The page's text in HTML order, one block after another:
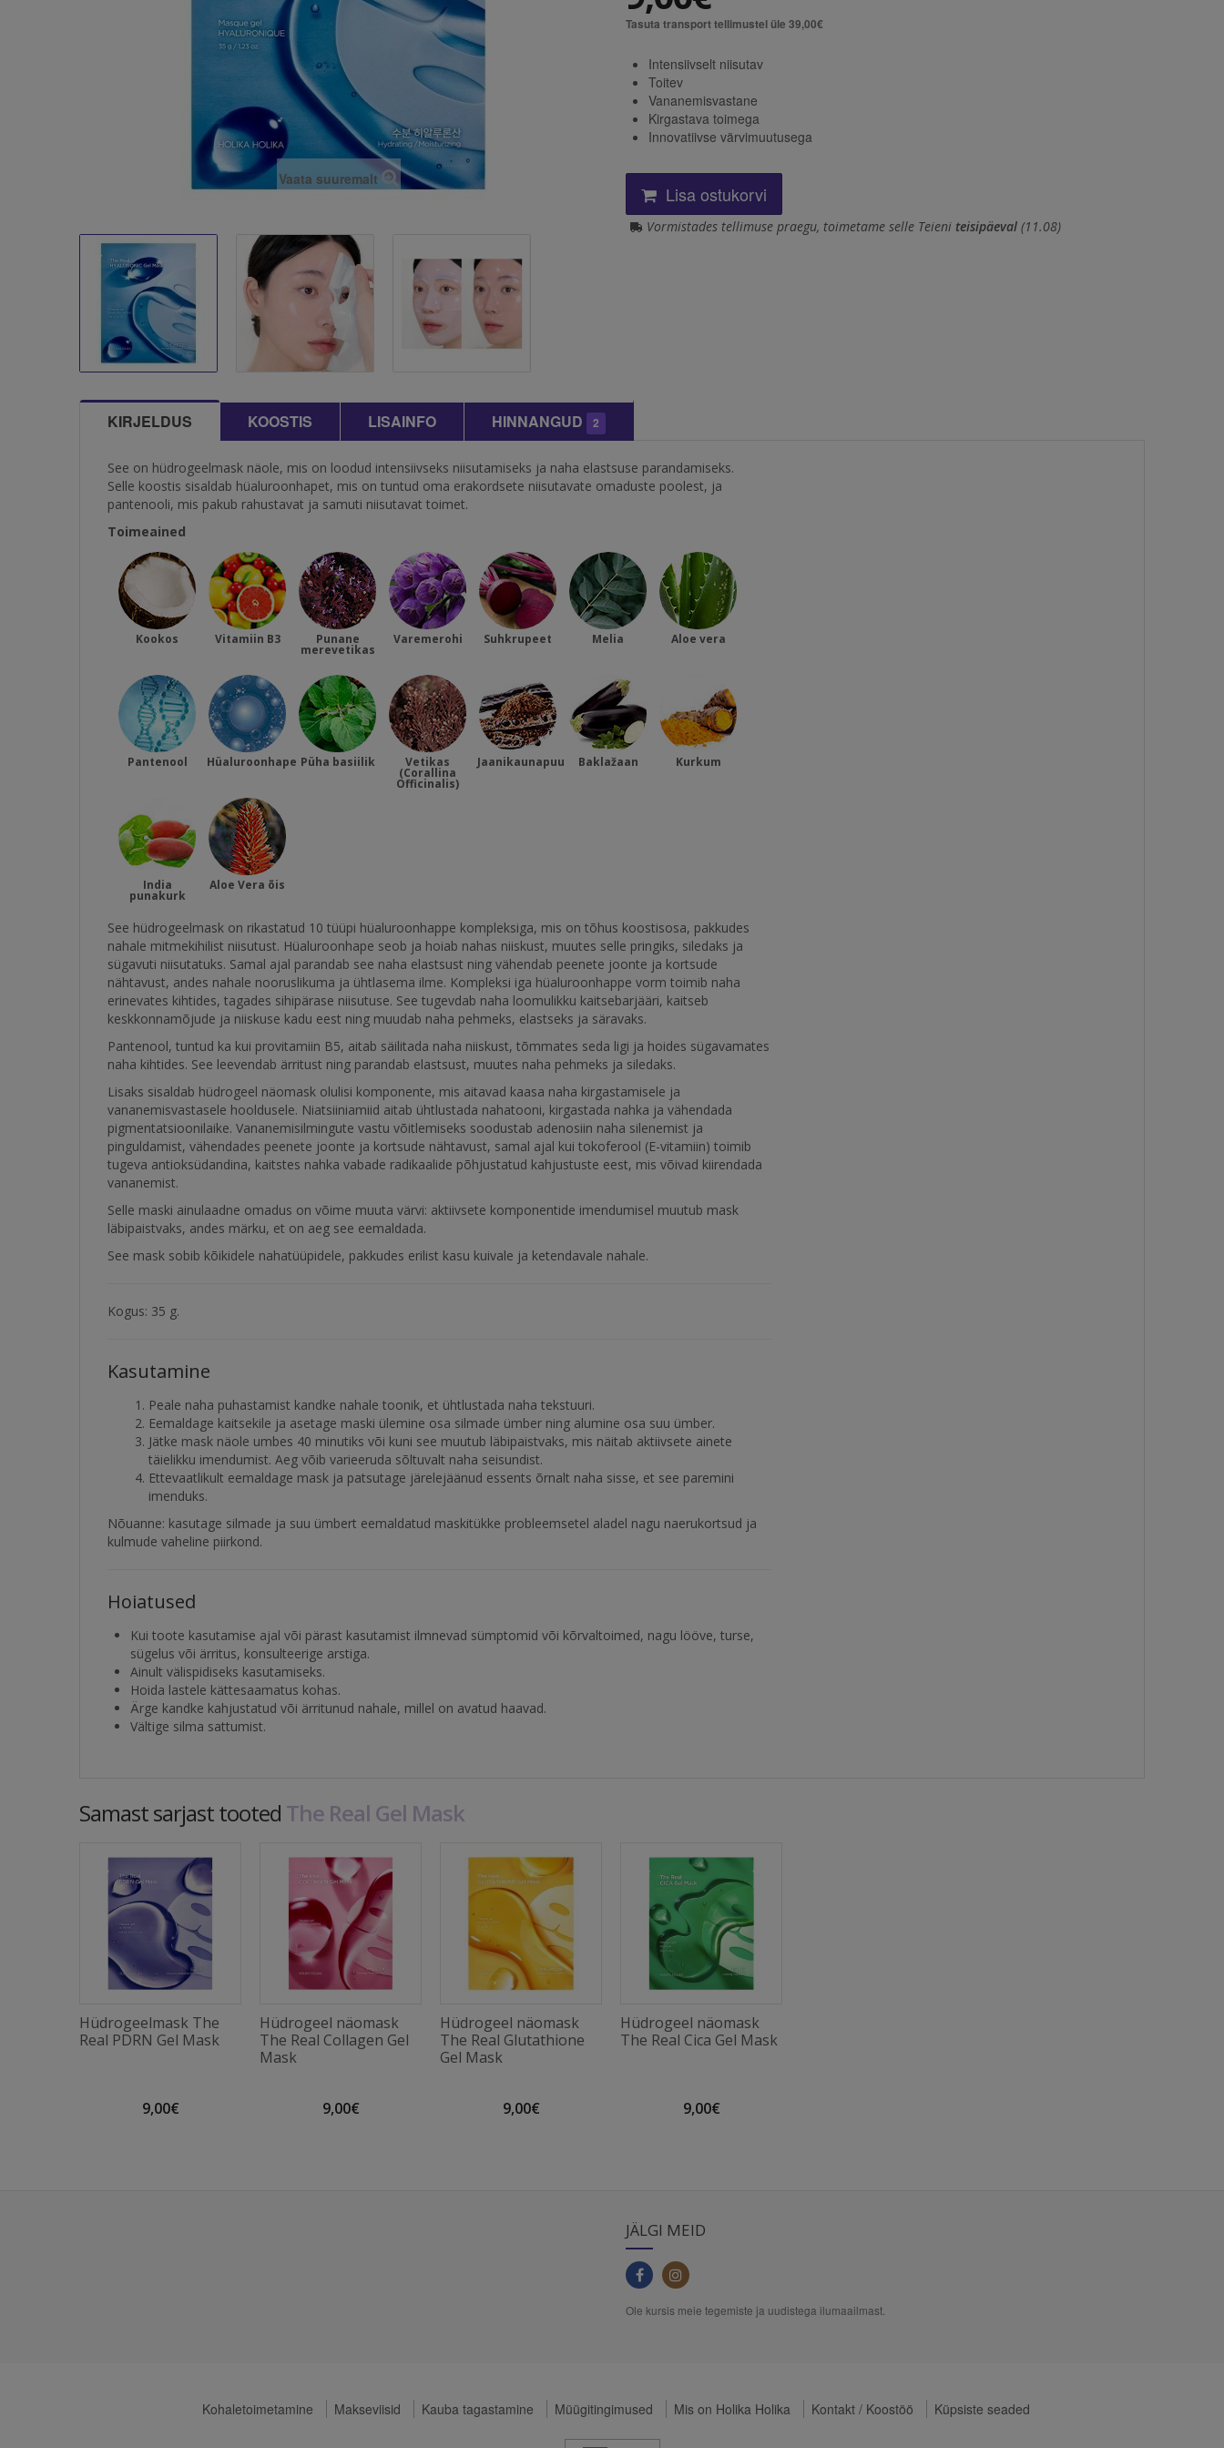
Vaata suuremalt
Tasuta transport tellimustel üle 39,00€
Intensiivselt niisutav
Toitev
Vananemisvastane
Kirgastava toimega
Innovatiivse värvimuutusega
Lisa ostukorvi
Vormistades tellimuse praegu, toimetame selle Teieni teisipäeval (11.08)
KIRJELDUS KOOSTIS LISAINFO HINNANGUD 2
See on hüdrogeelmask näole, mis on loodud intensiivseks niisutamiseks ja naha elastsuse parandamiseks.
Selle koostis sisaldab hüaluroonhapet, mis on tuntud oma erakordsete niisutavate omaduste poolest, ja
pantenooli, mis pakub rahustavat ja samuti niisutavat toimet.
Toimeained
Kookos Vitamiin B3 Punane
merevetikas
Varemerohi Suhkrupeet Melia Aloe vera
Pantenool Hüaluroonhape Püha basiilik Vetikas
(Corallina
Officinalis)
Jaanikaunapuu Baklažaan Kurkum
India
punakurk
Aloe Vera õis
See hüdrogeelmask on rikastatud 10 tüüpi hüaluroonhappe kompleksiga, mis on tõhus koostisosa, pakkudes
nahale mitmekihilist niisutust. Hüaluroonhape seob ja hoiab nahas niiskust, muutes selle pringiks, siledaks ja
sügavuti niisutatuks. Samal ajal parandab see naha elastsust ning vähendab peenete joonte ja kortsude
nähtavust, andes nahale nooruslikuma ja ühtlasema ilme. Kompleksi iga hüaluroonhappe vorm toimib naha
erinevates kihtides, tagades sihipärase niisutuse. See tugevdab naha loomulikku kaitsebarjääri, kaitseb
keskkonnamõjude ja niiskuse kadu eest ning muudab naha pehmeks, elastseks ja säravaks.
Pantenool, tuntud ka kui provitamiin B5, aitab säilitada naha niiskust, tõmmates seda ligi ja hoides sügavamates
naha kihtides. See leevendab ärritust ning parandab elastsust, muutes naha pehmeks ja siledaks.
Lisaks sisaldab hüdrogeel näomask olulisi komponente, mis aitavad kaasa naha kirgastamisele ja
vananemisvastasele hooldusele. Niatsiiniamiid aitab ühtlustada nahatooni, kirgastada nahka ja vähendada
pigmentatsioonilaike. Vananemisilmingute vastu võitlemiseks soodustab adenosiin naha silenemist ja
pinguldamist, vähendades peenete joonte ja kortsude nähtavust, samal ajal kui tokoferool (E-vitamiin) toimib
tugeva antioksüdandina, kaitstes nahka vabade radikaalide põhjustatud kahjustuste eest, mis võivad kiirendada
vananemist.
Selle maski ainulaadne omadus on võime muuta värvi: aktiivsete komponentide imendumisel muutub mask
läbipaistvaks, andes märku, et on aeg see eemaldada.
See mask sobib kõikidele nahatüüpidele, pakkudes erilist kasu kuivale ja ketendavale nahale.
Kogus: 35 g.
Kasutamine
Peale naha puhastamist kandke nahale toonik, et ühtlustada naha tekstuuri.
Eemaldage kaitsekile ja asetage maski ülemine osa silmade ümber ning alumine osa suu ümber.
Jätke mask näole umbes 40 minutiks või kuni see muutub läbipaistvaks, mis näitab aktiivsete ainete
täielikku imendumist. Aeg võib varieeruda sõltuvalt naha seisundist.
Ettevaatlikult eemaldage mask ja patsutage järelejäänud essents õrnalt naha sisse, et see paremini
imenduks.
Nõuanne: kasutage silmade ja suu ümbert eemaldatud maskitükke probleemsetel aladel nagu naerukortsud ja
kulmude vaheline piirkond.
Hoiatused
Kui toote kasutamise ajal või pärast kasutamist ilmnevad sümptomid või kõrvaltoimed, nagu lööve, turse,
sügelus või ärritus, konsulteerige arstiga.
Ainult välispidiseks kasutamiseks.
Hoida lastele kättesaamatus kohas.
Ärge kandke kahjustatud või ärritunud nahale, millel on avatud haavad.
Vältige silma sattumist.
Samast sarjast tooted The Real Gel Mask
Hüdrogeelmask The
Real PDRN Gel Mask
9,00€
Hüdrogeel näomask
The Real Collagen Gel
Mask
9,00€
Hüdrogeel näomask
The Real Glutathione
Gel Mask
9,00€
Hüdrogeel näomask
The Real Cica Gel Mask
9,00€
JÄLGI MEID
Ole kursis meie tegemiste ja uudistega ilumaailmast.
Kohaletoimetamine Makseviisid Kauba tagastamine Müügitingimused Mis on Holika Holika Kontakt / Koostöö Küpsiste seaded